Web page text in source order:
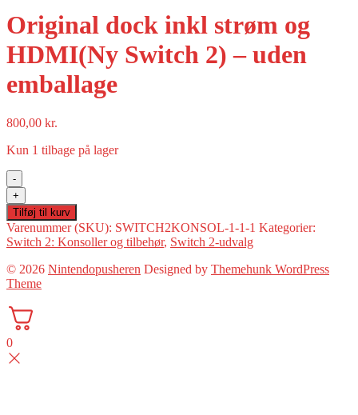
Original dock inkl strøm og
HDMI(Ny Switch 2) – uden
emballage
800,00 kr.
Kun 1 tilbage på lager
-
Original
dock
inkl
strøm
og
HDMI(Ny
Switch
2)
-
uden
emballage
antal
+
Tilføj til kurv
Varenummer (SKU): SWITCH2KONSOL-1-1-1 Kategorier:
Switch 2: Konsoller og tilbehør, Switch 2-udvalg
© 2026 Nintendopusheren Designed by Themehunk WordPress
Theme
0